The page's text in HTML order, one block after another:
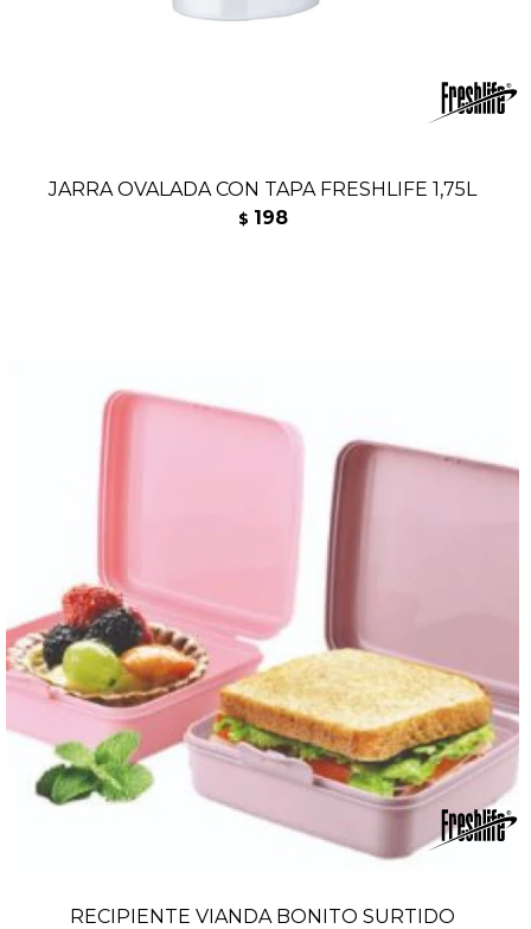
JARRA OVALADA CON TAPA FRESHLIFE 1,75L
$ 198
RECIPIENTE VIANDA BONITO SURTIDO